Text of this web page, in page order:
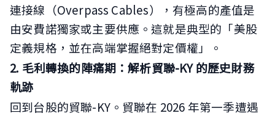
連接線（Overpass Cables），有極高的產值是
由安費諾獨家或主要供應。這就是典型的「美股
定義規格，並在高端掌握絕對定價權」。
2. 毛利轉換的陣痛期：解析貿聯-KY 的歷史財務
軌跡
回到台股的貿聯-KY。貿聯在 2026 年第一季遭遇